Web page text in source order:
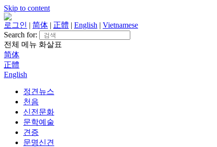
Skip to content
로그인 | 简体 | 正體 | English | Vietnamese
Search for:
전체 메뉴 화살표
简体
正體
English
정견뉴스
천음
신전문화
문학예술
견증
문명신견